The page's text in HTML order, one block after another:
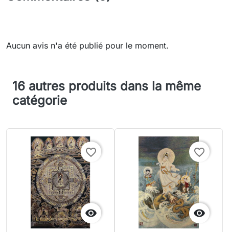
Aucun avis n'a été publié pour le moment.
16 autres produits dans la même
catégorie

favorite_border

favorite_border